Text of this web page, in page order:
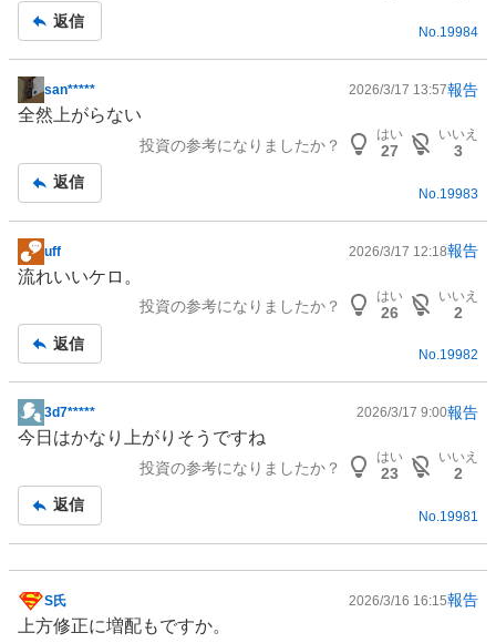
返信
No.19984
掲
示
事
san***** 2026/3/17 13:57報告
全然上がらない
投資の参考になりましたか？
はい
27
いいえ
3
返信
No. 19983
掲
示
事
uff 2026/3/17 12:18報告
流れいいケロ。
投資の参考になりましたか？
はい
26
いいえ
2
返信
No.19982
掲
示
事
3d7***** 2026/3/17 9:00報告
今日はかなり上がりそうですね
投資の参考になりましたか？
はい
23
いいえ
2
返信
No. 19981
掲
示
S氏 2026/3/16 16:15報告
上方修正に増配もですか。